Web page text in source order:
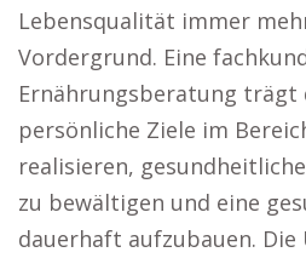
Lebensqualität immer
Vordergrund. Eine
Ernährungsberatung trägt
persönliche Ziele im
realisieren,
zu bewältigen und eine
dauerhaft aufzubauen.